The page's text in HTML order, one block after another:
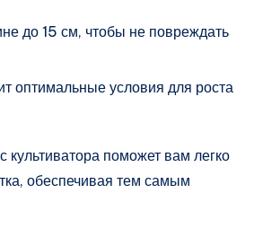
до 15 см, чтобы не повреждать
оптимальные условия для роста
культиватора поможет вам легко
обеспечивая тем самым